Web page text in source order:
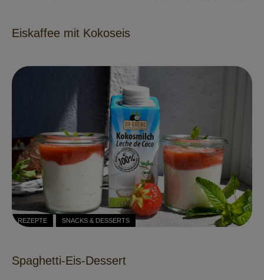
Eiskaffee mit Kokoseis
REZEPTE SNACKS & DESSERTS
Spaghetti-Eis-Dessert